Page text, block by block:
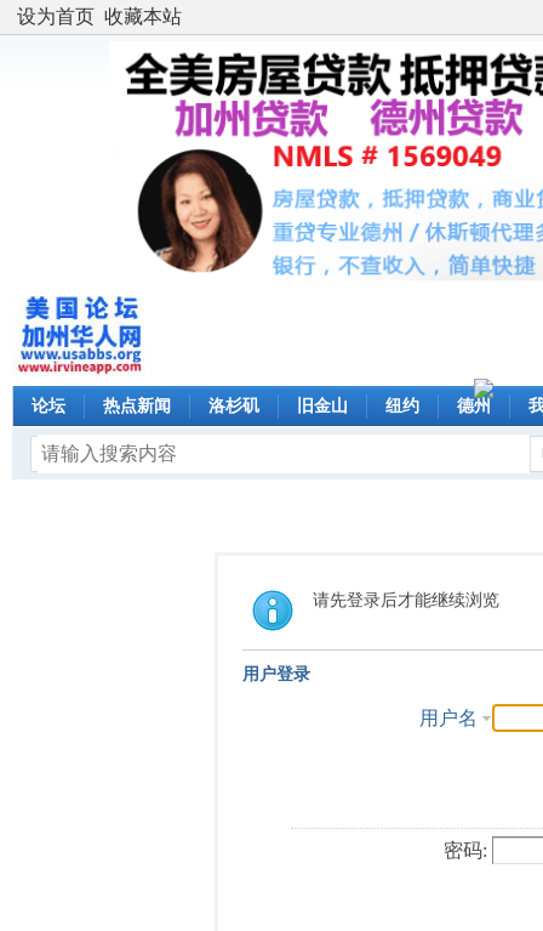
设为首页 收藏本站
论坛 热点新闻 洛杉矶 旧金山 纽约 德州
请先登录后才能继续浏览
用户登录
用户名
密码: